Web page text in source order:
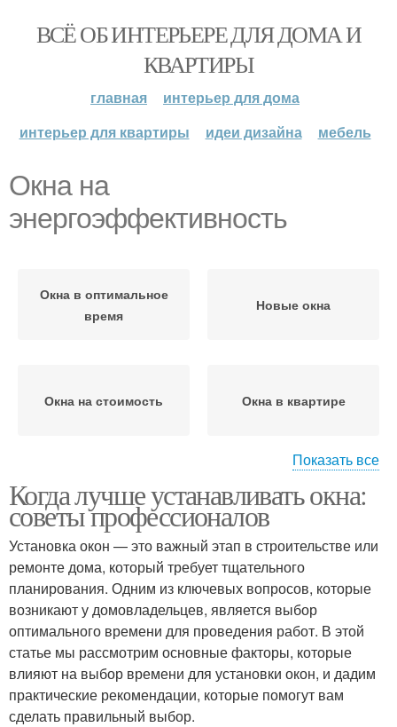
ВСЁ ОБ ИНТЕРЬЕРЕ ДЛЯ ДОМА И
КВАРТИРЫ
главная
интерьер для дома
интерьер для квартиры
идеи дизайна мебель
Окна на
энергоэффективность
Окна в оптимальное
время
Новые окна
Окна на стоимость Окна в квартире
Окна в случае Пластиковые окна
Окна в теплое время Окна в холодное время
Показать все
Когда лучше устанавливать окна:
советы профессионалов
Установка окон — это важный этап в строительстве или
ремонте дома, который требует тщательного
планирования. Одним из ключевых вопросов, которые
возникают у домовладельцев, является выбор
оптимального времени для проведения работ. В этой
статье мы рассмотрим основные факторы, которые
влияют на выбор времени для установки окон, и дадим
практические рекомендации, которые помогут вам
сделать правильный выбор.